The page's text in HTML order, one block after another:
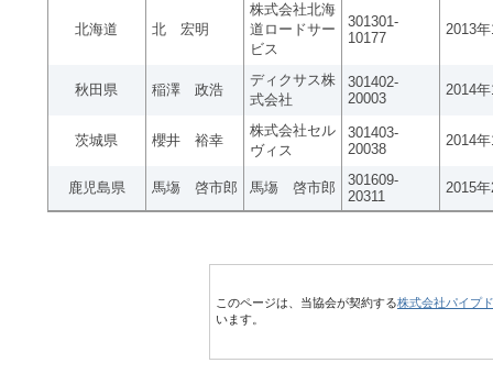
北海道 北 宏明
株式会社北海
道ロードサー
ビス
301301-
10177
2013
秋田県 稲澤 政浩
ディクサス株
式会社
301402-
20003
2014
茨城県 櫻井 裕幸
株式会社セル
ヴィス
301403-
20038
2014
鹿児島県 馬塲 啓市郎 馬塲 啓市郎
301609-
20311
2015
このページは、当協会が契約する株式会社パイプ
います。